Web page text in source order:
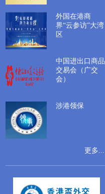
外国在港商
界“云参访”大湾
区
中国进出口商品
交易会（广交
会）
涉港领保
更多...